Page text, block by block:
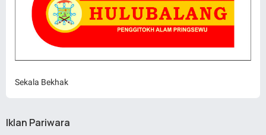
Sekala Bekhak
Iklan Pariwara